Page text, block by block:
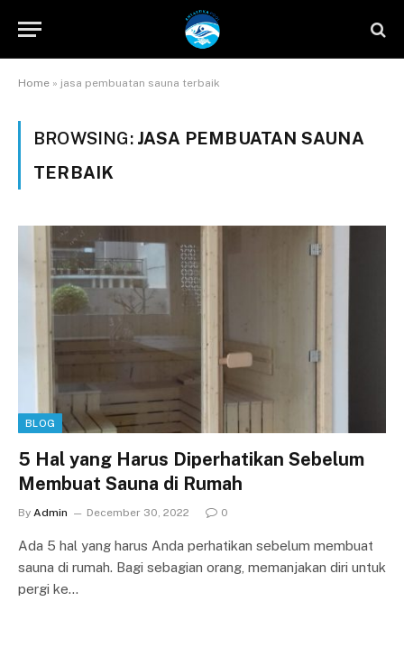
Home » jasa pembuatan sauna terbaik
BROWSING: JASA PEMBUATAN SAUNA
TERBAIK
BLOG
5 Hal yang Harus Diperhatikan Sebelum
Membuat Sauna di Rumah
By Admin December 30, 2022 0
Ada 5 hal yang harus Anda perhatikan sebelum membuat
sauna di rumah. Bagi sebagian orang, memanjakan diri untuk
pergi ke…